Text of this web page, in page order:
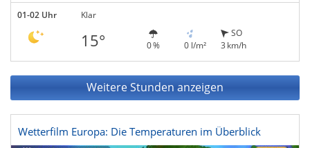
01-02 Uhr Klar
15° 0 % 0 l/m²
SO
3 km/h
Weitere Stunden anzeigen
Wetterfilm Europa: Die Temperaturen im Überblick